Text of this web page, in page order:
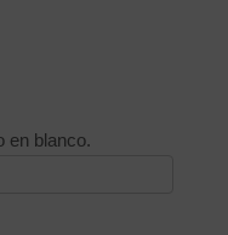
en blanco.